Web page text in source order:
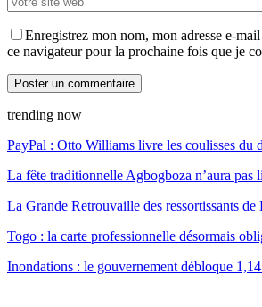
Enregistrez mon nom, mon adresse e-
ce navigateur pour la prochaine fois que je
trending now
PayPal : Otto Williams livre les coulisses du
La fête traditionnelle Agbogboza n’aura pas
La Grande Retrouvaille des ressortissants
Togo : la carte professionnelle désormais
Inondations : le gouvernement débloque